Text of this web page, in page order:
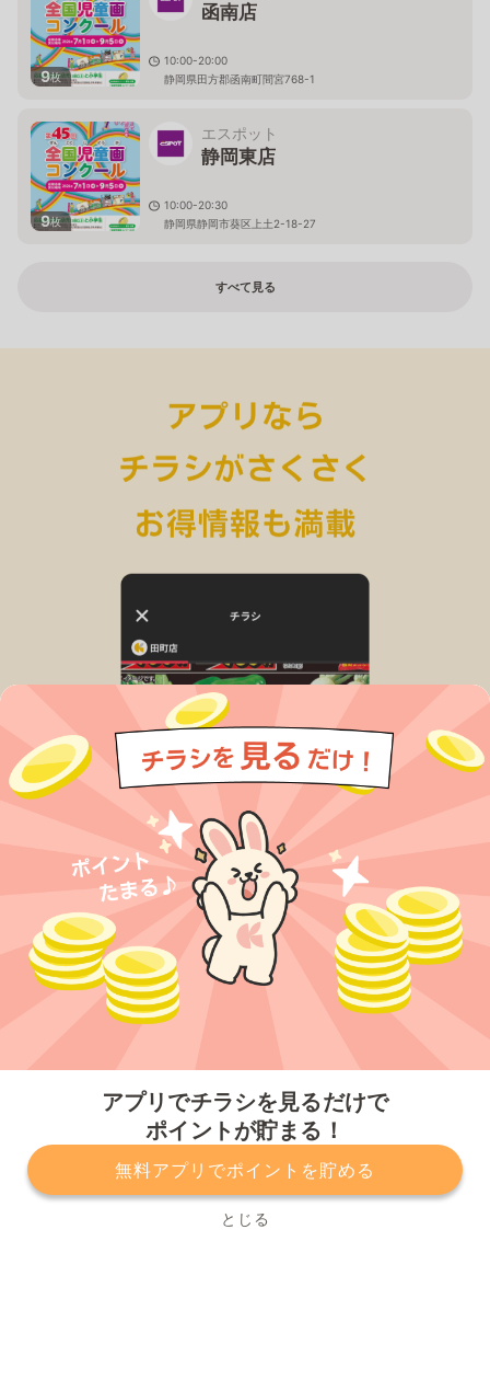
アプリでチラシを見るだけで
ポイントが貯まる！
無料アプリでポイントを貯める
とじる
9枚
函南店
10:00-20:00
静岡県田方郡函南町間宮768-1
9枚
エスポット
静岡東店
10:00-20:30
静岡県静岡市葵区上土2-18-27
すべて見る
プライバシーポリシー 利用規約
運営会社
サービスに関してのお問い合わせ